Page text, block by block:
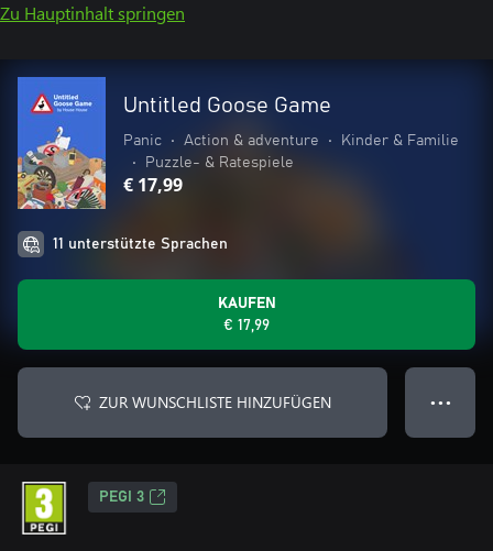
Zu Hauptinhalt springen
Untitled Goose Game
Panic • Action & adventure •
Kinder & Familie
•
Puzzle- & Ratespiele
€ 17,99
11 unterstützte Sprachen
KAUFEN
€ 17,99
ZUR WUNSCHLISTE HINZUFÜGEN ● ● ●
PEGI 3